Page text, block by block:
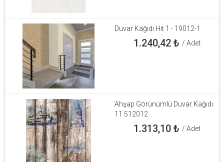
Duvar Kağıdı Hit 1 - 19012-1
1.240,42₺ / Adet
Ahşap Görünümlü Duvar Kağıdı
11 512012
1.313,10₺ / Adet